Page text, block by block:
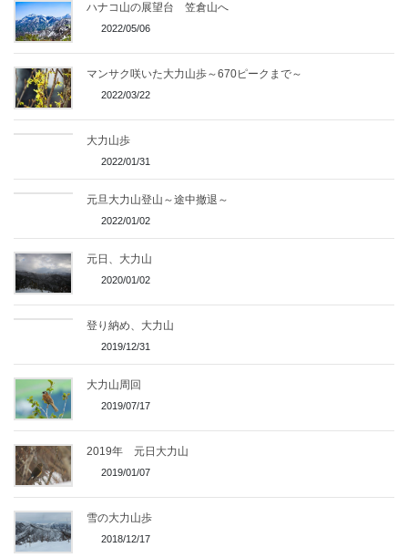
ハナコ山の展望台 笠倉山へ
2022/05/06
マンサク咲いた大力山歩～670ピークまで～
2022/03/22
大力山歩
2022/01/31
元旦大力山登山～途中撤退～
2022/01/02
元日、大力山
2020/01/02
登り納め、大力山
2019/12/31
大力山周回
2019/07/17
2019年 元日大力山
2019/01/07
雪の大力山歩
2018/12/17